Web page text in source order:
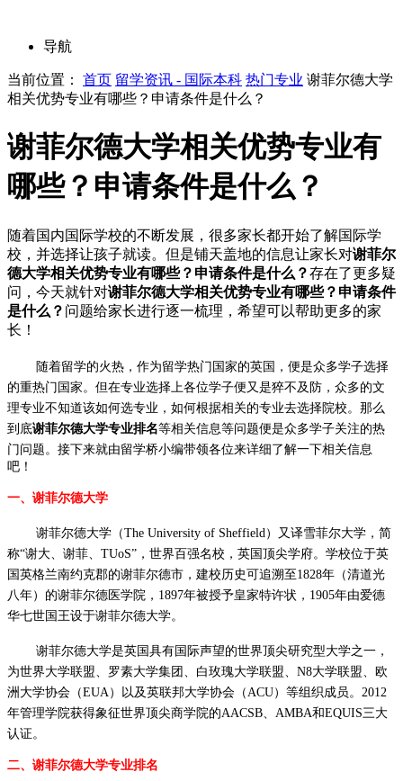
导航
当前位置： 首页 留学资讯 - 国际本科 热门专业 谢菲尔德大学
相关优势专业有哪些？申请条件是什么？
谢菲尔德大学相关优势专业有
哪些？申请条件是什么？
随着国内国际学校的不断发展，很多家长都开始了解国际学
校，并选择让孩子就读。但是铺天盖地的信息让家长对谢菲尔
德大学相关优势专业有哪些？申请条件是什么？存在了更多疑
问，今天就针对谢菲尔德大学相关优势专业有哪些？申请条件
是什么？ 问题给家长进行逐一梳理，希望可以帮助更多的家
长！
随着留学的火热，作为留学热门国家的英国，便是众多学子选择
的重热门国家。但在专业选择上各位学子便又是猝不及防，众多的文
理专业不知道该如何选专业，如何根据相关的专业去选择院校。那么
到底谢菲尔德大学专业排名等相关信息等问题便是众多学子关注的热
门问题。接下来就由留学桥小编带领各位来详细了解一下相关信息
吧！
一、谢菲尔德大学
谢菲尔德大学（The University of Sheffield）又译雪菲尔大学，简
称“谢大、谢菲、TUoS”，世界百强名校，英国顶尖学府。学校位于英
国英格兰南约克郡的谢菲尔德市，建校历史可追溯至1828年（清道光
八年）的谢菲尔德医学院，1897年被授予皇家特许状，1905年由爱德
华七世国王设于谢菲尔德大学。
谢菲尔德大学是英国具有国际声望的世界顶尖研究型大学之一，
为世界大学联盟、罗素大学集团、白玫瑰大学联盟、 N8大学联盟、欧
洲大学协会（EUA）以及英联邦大学协会（ACU）等组织成员。2012
年管理学院获得象征世界顶尖商学院的AACSB、AMBA和EQUIS三大
认证。
二、谢菲尔德大学专业排名